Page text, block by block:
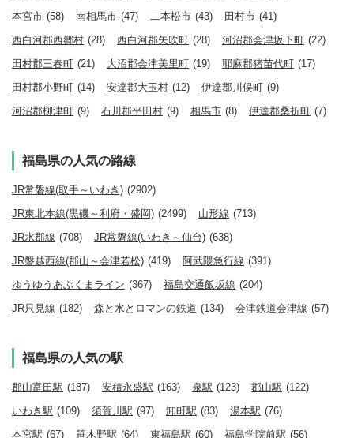
本宮市 (58) 南相馬市 (47) 二本松市 (43) 田村市 (41)
西白河郡西郷村 (28) 西白河郡矢吹町 (28) 河沼郡会津坂下町 (22)
田村郡三春町 (21) 大沼郡会津美里町 (19) 耶麻郡猪苗代町 (17)
田村郡小野町 (14) 安達郡大玉村 (12) 伊達郡川俣町 (9)
河沼郡柳津町 (9) 石川郡平田村 (9) 相馬市 (8) 伊達郡桑折町 (7)
福島県の人気の路線
JR常磐線(取手～いわき) (2902)
JR東北本線(黒磯～利府・盛岡) (2499) 山形線 (713)
JR水郡線 (708) JR常磐線(いわき～仙台) (638)
JR磐越西線(郡山～会津若松) (419) 阿武隈急行線 (391)
ゆうゆうあぶくまライン (367) 福島交通飯坂線 (204)
JR只見線 (182) 森と水とロマンの鉄道 (134) 会津鉄道会津線 (57)
福島県の人気の駅
郡山富田駅 (187) 安積永盛駅 (163) 泉駅 (123) 郡山駅 (122)
いわき駅 (109) 須賀川駅 (97) 卸町駅 (83) 湯本駅 (76)
本宮駅 (67) 笹木野駅 (64) 東福島駅 (60) 福島学院前駅 (56)